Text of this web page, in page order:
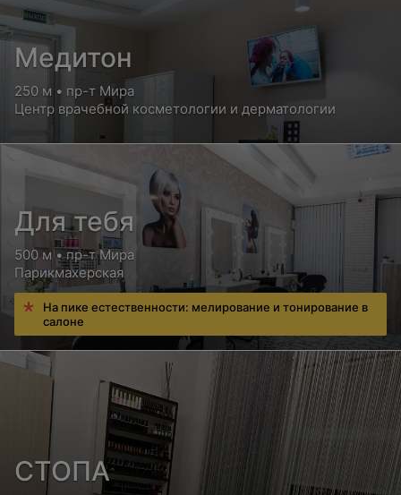
Медитон
250 м • пр-т Мира
Центр врачебной косметологии и дерматологии
Для тебя
500 м • пр-т Мира
Парикмахерская
На пике естественности: мелирование и тонирование в
салоне
СТОПА